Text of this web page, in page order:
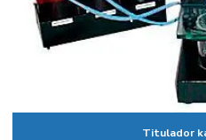
Empresa de manutenção de
Equipamentos para laboratório
Espectrofotômetro digital preço
Titulador